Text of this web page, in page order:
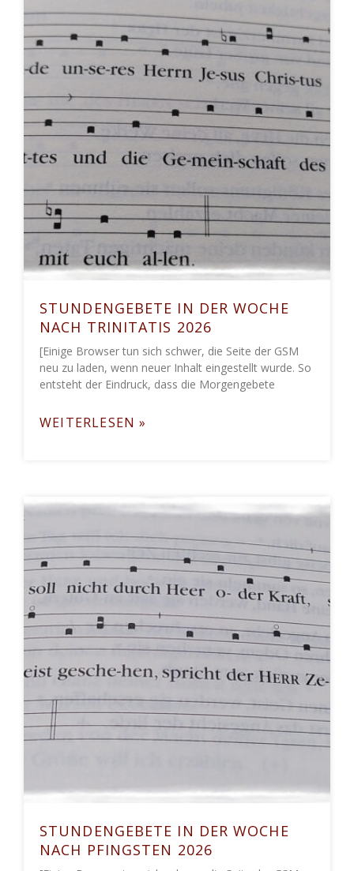
STUNDENGEBETE IN DER WOCHE
NACH TRINITATIS 2026
[Einige Browser tun sich schwer, die Seite der GSM
neu zu laden, wenn neuer Inhalt eingestellt wurde. So
entsteht der Eindruck, dass die Morgengebete
WEITERLESEN »
STUNDENGEBETE IN DER WOCHE
NACH PFINGSTEN 2026